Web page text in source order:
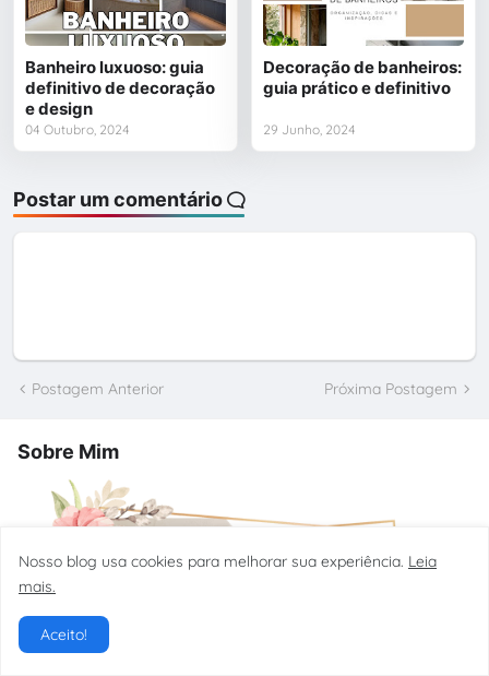
Banheiro luxuoso: guia
definitivo de decoração
e design
04 Outubro, 2024
Decoração de banheiros:
guia prático e definitivo
29 Junho, 2024
Postar um comentário
Postagem Anterior Próxima Postagem
Sobre Mim
Nosso blog usa cookies para melhorar sua experiência. Leia
mais.
Aceito!